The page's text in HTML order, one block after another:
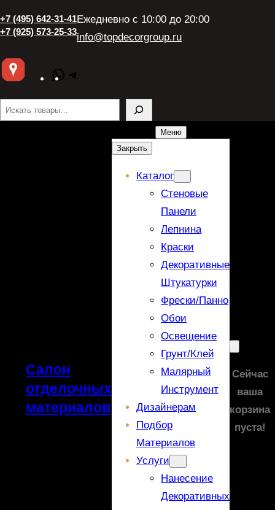
+7 (495) 642-31-41
+7 (925) 573-25-33
Ежедневно с 10:00 до 20:00
info@topdecorgroup.ru
WhatsApp
Поиск
Салон
отделочных
материалов
Меню
Закрыть
Каталог
Стеновые
Панели
Лепнина
Краски
Декоративные
Штукатурки
Фрески/панно
Обои
Освещение
Грунт/Клей
Малярный
Инструмент
Дизайнерам
Подбор
Материалов
Услуги
Нанесение
Декоративных
Сейчас
ваша
корзина
пуста!